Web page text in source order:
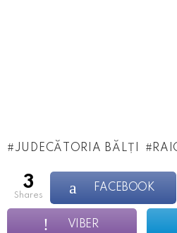
JUDECĂTORIA BĂLȚI
3
shares
FACEBOOK
VIBER